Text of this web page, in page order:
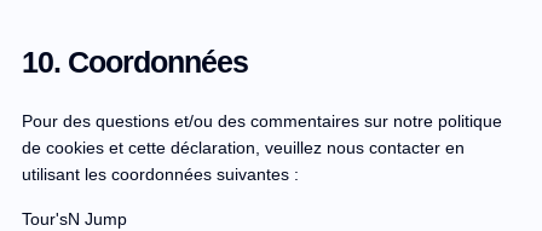
10. Coordonnées
Pour des questions et/ou des commentaires sur notre politique
de cookies et cette déclaration, veuillez nous contacter en
utilisant les coordonnées suivantes :
Tour'sN Jump